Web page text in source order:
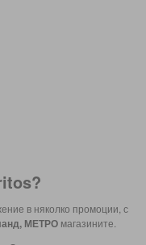
?
в няколко промоции, с
МЕТРО магазините.